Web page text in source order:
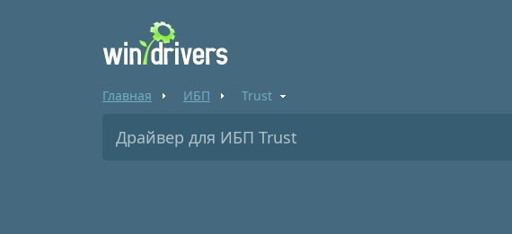
Главная ИБП Trust
Драйвер для ИБП Trust